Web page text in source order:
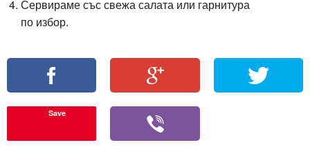
Сервираме със свежа салата или гарнитура
по избор.
Save